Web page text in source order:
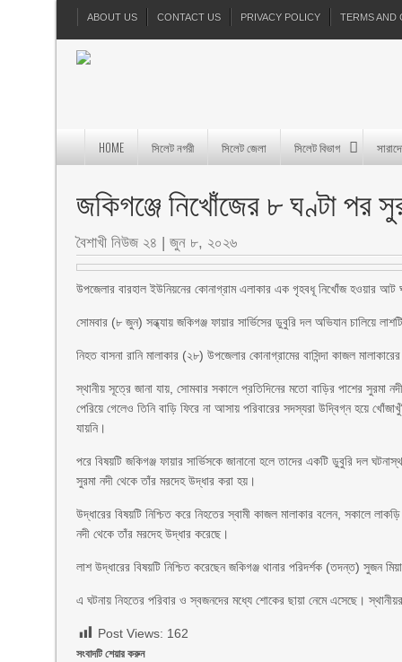
ABOUT US CONTACT US PRIVACY POLICY TERMS AND
HOME সিলেট নগরী সিলেট জেলা সিলেট বিভাগ
জকিগঞ্জে নিখোঁজের ৮ ঘণ্টা পর
বৈশাখী নিউজ ২৪ | জুন ৮, ২০২৬
উপজেলার বারহাল ইউনিয়নের কোনাগ্রাম এলাকার এক গৃহবধূ নিখোঁজ হওয়ার আট
সোমবার (৮ জুন) সন্ধ্যায় জকিগঞ্জ ফায়ার সার্ভিসের ডুবুরি দল অভিযান চালিয়ে
নিহত বাসনা রানি মালাকার (২৮) উপজেলার কোনাগ্রামের বাসিন্দা কাজল
স্থানীয় সূত্রে জানা যায়, সোমবার সকালে প্রতিদিনের মতো বাড়ির পাশের সুরমা
পেরিয়ে গেলেও তিনি বাড়ি ফিরে না আসায় পরিবারের সদস্যরা উদ্বিগ্ন হয়ে
যায়নি।
পরে বিষয়টি জকিগঞ্জ ফায়ার সার্ভিসকে জানানো হলে তাদের একটি ডুবুরি দল
সুরমা নদী থেকে তাঁর মরদেহ উদ্ধার করা হয়।
উদ্ধারের বিষয়টি নিশ্চিত করে নিহতের স্বামী কাজল মালাকার বলেন, সকালে
নদী থেকে তাঁর মরদেহ উদ্ধার করেছে।
লাশ উদ্ধারের বিষয়টি নিশ্চিত করেছেন জকিগঞ্জ থানার পরিদর্শক (তদন্ত) সুজন
এ ঘটনায় নিহতের পরিবার ও স্বজনদের মধ্যে শোকের ছায়া নেমে এসেছে।
Post Views: 162
সংবাদটি শেয়ার করুন